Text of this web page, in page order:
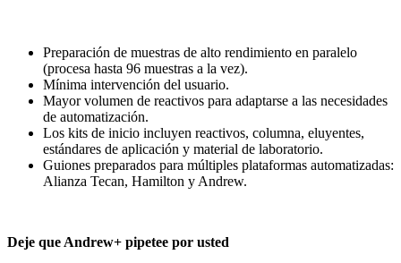
Preparación de muestras de alto rendimiento en paralelo
(procesa hasta 96 muestras a la vez).
Mínima intervención del usuario.
Mayor volumen de reactivos para adaptarse a las necesidades
de automatización.
Los kits de inicio incluyen reactivos, columna, eluyentes,
estándares de aplicación y material de laboratorio.
Guiones preparados para múltiples plataformas automatizadas:
Alianza Tecan, Hamilton y Andrew.
Deje que Andrew+ pipetee por usted